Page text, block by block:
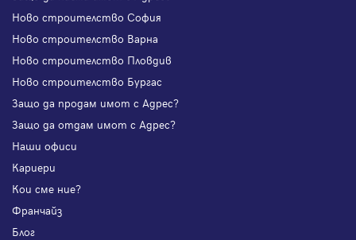
Ново строителство София
Ново строителство Варна
Ново строителство Пловдив
Ново строителство Бургас
Защо да продам имот с Адрес?
Защо да отдам имот с Адрес?
Наши офиси
Кариери
Кои сме ние?
Франчайз
Блог